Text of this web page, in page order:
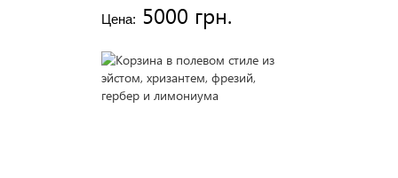
Цена: 5000 грн.